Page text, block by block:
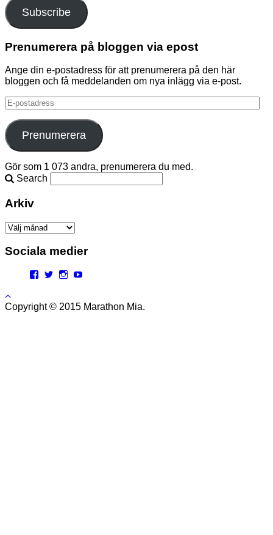
Subscribe
Prenumerera på bloggen via epost
Ange din e-postadress för att prenumerera på den här
bloggen och få meddelanden om nya inlägg via e-post.
E-
postadress
Prenumerera
Gör som 1 073 andra, prenumerera du med.
Search
Arkiv
Arkiv
Sociala medier
Facebook
TwitterInstagram
Copyright © 2015 Marathon Mia.